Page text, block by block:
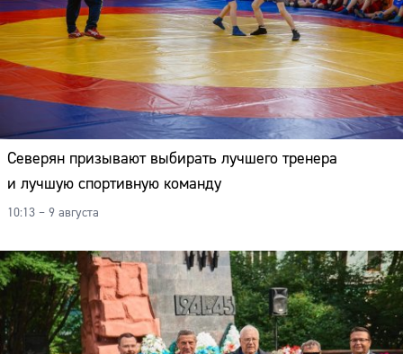
Северян призывают выбирать лучшего тренера
и лучшую спортивную команду
10:13 – 9 августа